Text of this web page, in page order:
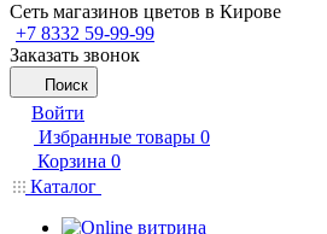
Сеть магазинов цветов в Кирове
+7 8332 59-99-99
Заказать звонок
Поиск
Войти
Избранные товары 0
Корзина 0
Каталог